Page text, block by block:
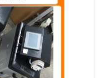
二恶英采集器
LB-8110降水降尘采样器
LB-7035油气回收